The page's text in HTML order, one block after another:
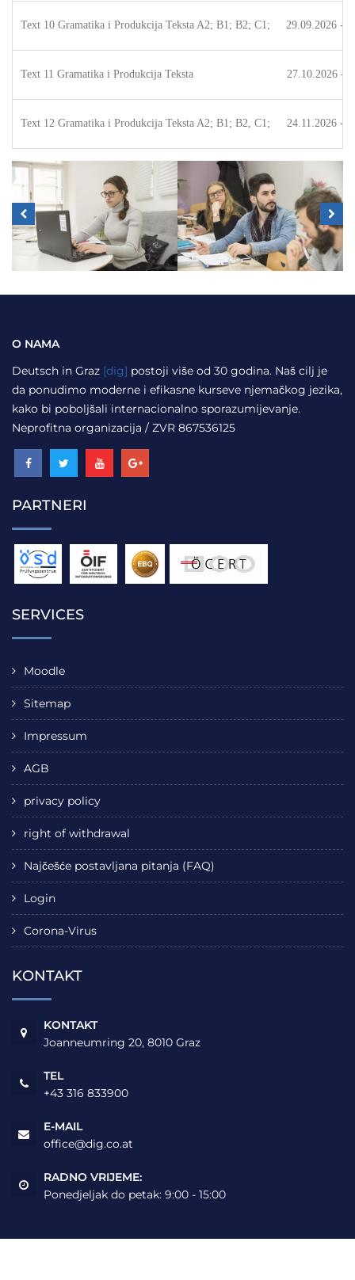
Text 10 Gramatika i Produkcija Teksta A2; B1; B2; C1; 29.09.2026 -
Text 11 Gramatika i Produkcija Teksta 27.10.2026 -
Text 12 Gramatika i Produkcija Teksta A2; B1; B2, C1; 24.11.2026 -
O NAMA
Deutsch in Graz [dig] postoji više od 30 godina. Naš cilj je
da ponudimo moderne i efikasne kurseve njemačkog jezika,
kako bi poboljšali internacionalno sporazumijevanje.
Neprofitna organizacija / ZVR 867536125
PARTNERI
SERVICES
Moodle
Sitemap
Impressum
AGB
privacy policy
right of withdrawal
Najčešće postavljana pitanja (FAQ)
Login
Corona-Virus
KONTAKT
KONTAKT
Joanneumring 20, 8010 Graz
TEL
+43 316 833900
E-MAIL
office@dig.co.at
RADNO VRIJEME:
Ponedjeljak do petak: 9:00 - 15:00